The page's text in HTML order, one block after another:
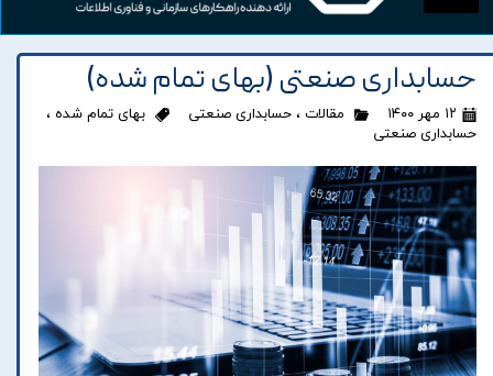
حسابداری صنعتی (بهای تمام شده)
۱۲ مهر ۱۴۰۰ مقالات ، حسابداری صنعتی بهای تمام شده ،
حسابداری صنعتی